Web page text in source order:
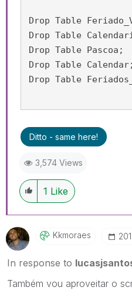
Drop Table
Drop Table
Drop Table Pascoa;
Drop Table Calendar;
Drop Table
Ditto - same here!
3,574 Views
1 Like
Kkmoraes
In response to
Também vou aproveitar o